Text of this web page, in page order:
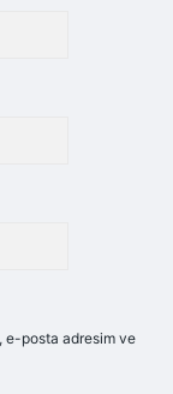
e-posta adresim ve